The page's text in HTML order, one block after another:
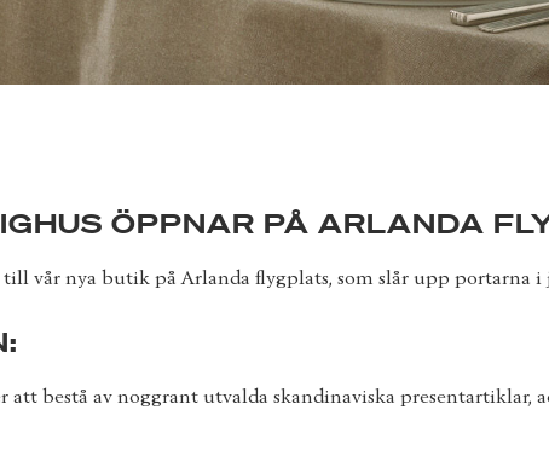
ÖPPNAR PÅ ARLANDA
till vår nya butik på Arlanda flygplats, som slår upp portarna
bestå av noggrant utvalda skandinaviska presentartiklar,